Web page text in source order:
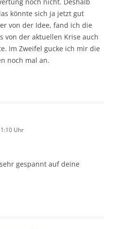
könnte sich ja jetzt gut
von der Idee, fand ich die
von der aktuellen Krise auch
Im Zweifel gucke ich mir die
noch mal an.
Uhr
gespannt auf deine